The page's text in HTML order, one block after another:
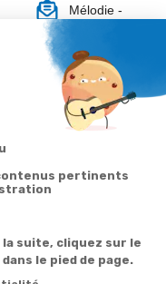
Mélodie -
Suivez-nous
générales de
vente